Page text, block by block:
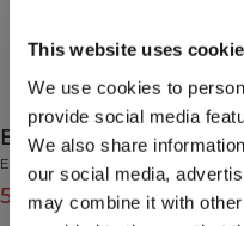
This website uses
We use cookies to
provide social media
We also share
our social media,
may combine it with
Everyday Hoodie
Everyday Collection
599 NOK799 NOK(-25%)